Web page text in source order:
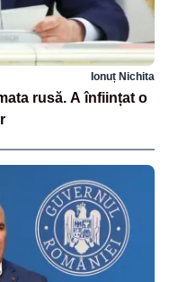
Ionuț Nichita
rusă. A înființat o